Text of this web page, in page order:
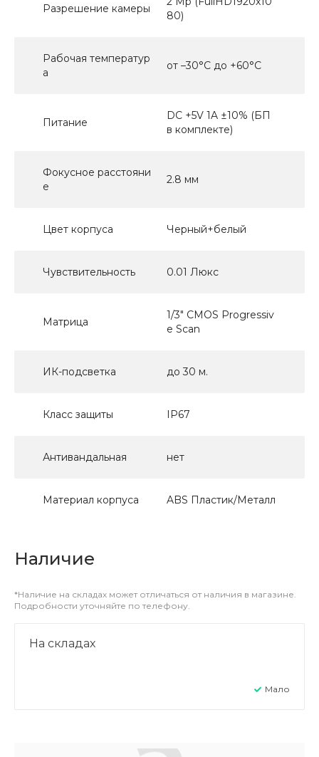
Разрешение камеры
80)
Рабочая температур
а
от –30°C до +60°C
Питание
DC +5V 1A ±10% (БП
в комплекте)
Фокусное расстояни
е
2.8 мм
Цвет корпуса Черный+белый
Чувствительность 0.01 Люкс
Матрица
1/3" CMOS Progressiv
e Scan
ИК-подсветка до 30 м.
Класс защиты IP67
Антивандальная нет
Материал корпуса ABS Пластик/Металл
Наличие
*Наличие на складах может отличаться от наличия в магазине.
Подробности уточняйте по телефону.
На складах
Мало